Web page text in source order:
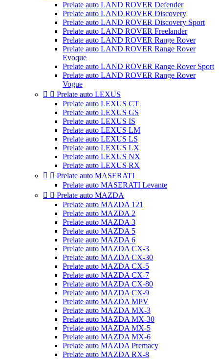
Prelate auto LAND ROVER Defender
Prelate auto LAND ROVER Discovery
Prelate auto LAND ROVER Discovery Sport
Prelate auto LAND ROVER Freelander
Prelate auto LAND ROVER Range Rover
Prelate auto LAND ROVER Range Rover
Evoque
Prelate auto LAND ROVER Range Rover Sport
Prelate auto LAND ROVER Range Rover
Vogue
  Prelate auto LEXUS
Prelate auto LEXUS CT
Prelate auto LEXUS GS
Prelate auto LEXUS IS
Prelate auto LEXUS LM
Prelate auto LEXUS LS
Prelate auto LEXUS LX
Prelate auto LEXUS NX
Prelate auto LEXUS RX
  Prelate auto MASERATI
Prelate auto MASERATI Levante
  Prelate auto MAZDA
Prelate auto MAZDA 121
Prelate auto MAZDA 2
Prelate auto MAZDA 3
Prelate auto MAZDA 5
Prelate auto MAZDA 6
Prelate auto MAZDA CX-3
Prelate auto MAZDA CX-30
Prelate auto MAZDA CX-5
Prelate auto MAZDA CX-7
Prelate auto MAZDA CX-80
Prelate auto MAZDA CX-9
Prelate auto MAZDA MPV
Prelate auto MAZDA MX-3
Prelate auto MAZDA MX-30
Prelate auto MAZDA MX-5
Prelate auto MAZDA MX-6
Prelate auto MAZDA Premacy
Prelate auto MAZDA RX-8